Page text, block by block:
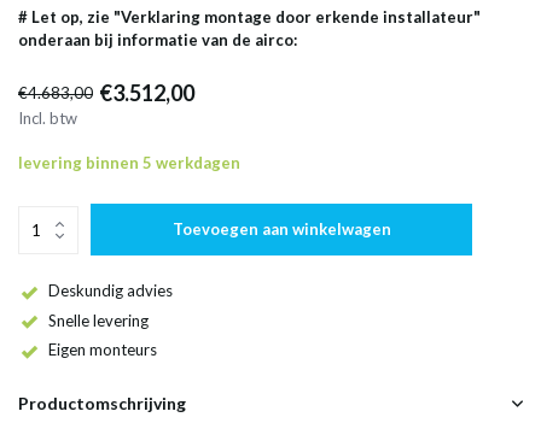
# Let op, zie "Verklaring montage door erkende installateur"
onderaan bij informatie van de airco:
€4.683,00 €3.512,00
Incl. btw
levering binnen 5 werkdagen
Toevoegen aan winkelwagen
Deskundig advies
Snelle levering
Eigen monteurs
Productomschrijving